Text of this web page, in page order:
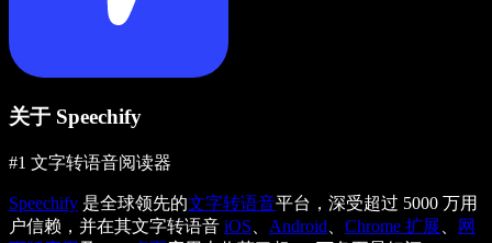
关于 Speechify
#1 文字转语音阅读器
Speechify 是全球领先的文字转语音平台，深受超过 5000 万用
户信赖，并在其文字转语音 iOS Android Chrome 扩展
网